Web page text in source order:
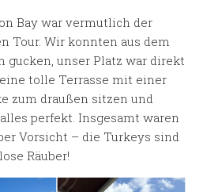
Bay war vermutlich der
Tour. Wir konnten aus dem
gucken, unser Platz war direkt
tolle Terrasse mit einer
zum draußen sitzen und
perfekt. Insgesamt waren
Vorsicht – die Turkeys sind
Räuber!